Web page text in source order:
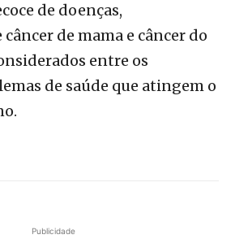
de doenças,
de mama e câncer do
entre os
de saúde que atingem o
Publicidade